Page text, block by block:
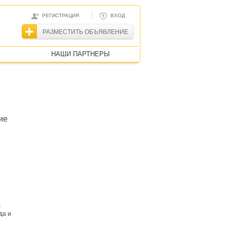
РЕГИСТРАЦИЯ | ВХОД
РАЗМЕСТИТЬ ОБЪЯВЛЕНИЕ
НАШИ ПАРТНЕРЫ
и